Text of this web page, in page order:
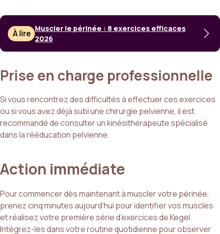
À lire Muscler le périnée : 8 exercices efficaces
2026
Prise en charge professionnelle
Si vous rencontrez des difficultés à effectuer ces exercices
ou si vous avez déjà subi une chirurgie pelvienne, il est
recommandé de consulter un kinésithérapeute spécialisé
dans la rééducation pelvienne.
Action immédiate
Pour commencer dès maintenant à muscler votre périnée,
prenez cinq minutes aujourd’hui pour identifier vos muscles
et réalisez votre première série d’exercices de Kegel.
Intégrez-les dans votre routine quotidienne pour observer